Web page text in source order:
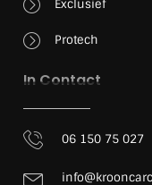
Exclusief
Protech
In Contact
06 150 75 027